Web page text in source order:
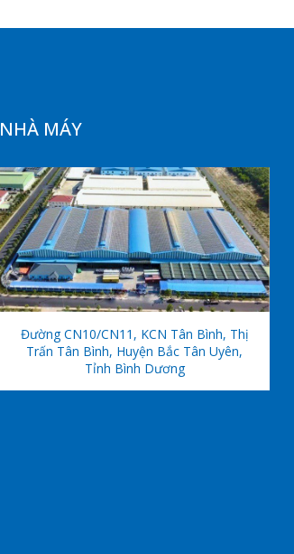
NHÀ MÁY
Đường CN10/CN11, KCN Tân Bình, Thị
Trấn Tân Bình, Huyện Bắc Tân Uyên,
Tỉnh Bình Dương